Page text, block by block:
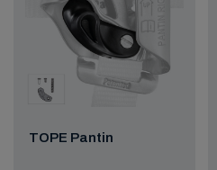
TOPE Pantin